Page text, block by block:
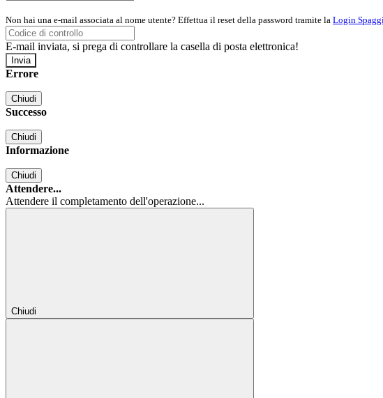
Non hai una e-mail associata al nome utente? Effettua il reset della password tramite la Login
E-mail inviata, si prega di controllare la casella di posta elettronica!
Errore
Chiudi
Successo
Chiudi
Informazione
Chiudi
Attendere...
Attendere il completamento dell'operazione...
Chiudi